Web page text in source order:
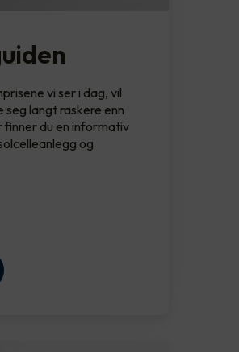
vi ser i dag, vil
seg langt raskere enn
du en informativ
og